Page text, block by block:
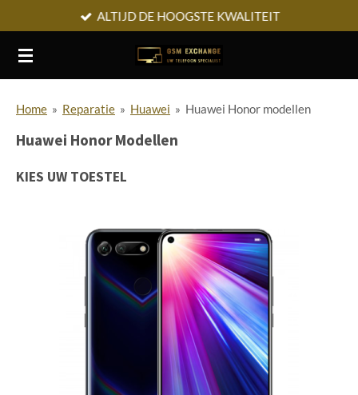
direct
naar
ALTIJD DE HOOGSTE KWALITEIT
Home » Reparatie » Huawei » Huawei Honor modellen
Huawei Honor Modellen
KIES UW TOESTEL